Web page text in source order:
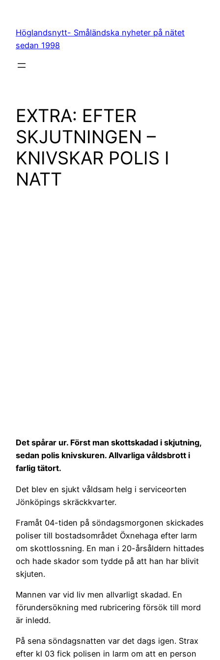
innehåll
Höglandsnytt- Småländska nyheter på nätet
sedan 1998
EXTRA: EFTER
SKJUTNINGEN –
KNIVSKAR POLIS I
NATT
Det spårar ur. Först man skottskadad i skjutning,
sedan polis knivskuren. Allvarliga våldsbrott i
farlig tätort.
Det blev en sjukt våldsam helg i serviceorten
Jönköpings skräckkvarter.
Framåt 04-tiden på söndagsmorgonen skickades
poliser till bostadsområdet Öxnehaga efter larm
om skottlossning. En man i 20-årsåldern hittades
och hade skador som tydde på att han har blivit
skjuten.
Mannen var vid liv men allvarligt skadad. En
förundersökning med rubricering försök till mord
är inledd.
På sena söndagsnatten var det dags igen. Strax
efter kl 03 fick polisen in larm om att en person